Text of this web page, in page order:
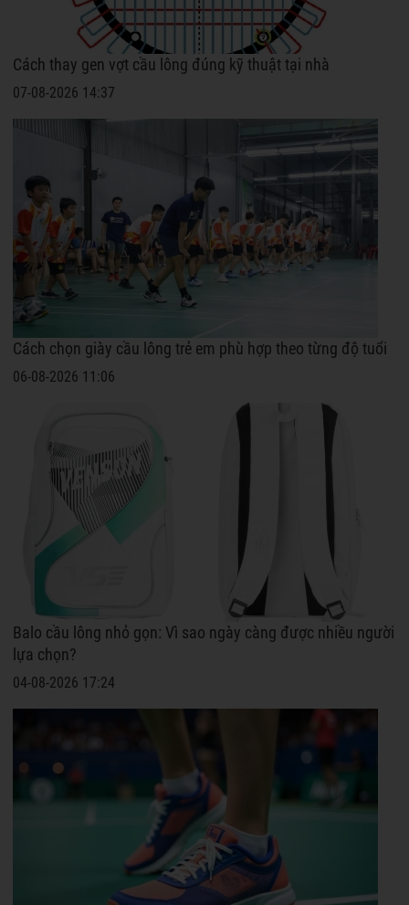
Cách thay gen vợt cầu lông đúng kỹ thuật tại nhà
07-08-2026 14:37
Cách chọn giày cầu lông trẻ em phù hợp theo từng độ tuổi
06-08-2026 11:06
Balo cầu lông nhỏ gọn: Vì sao ngày càng được nhiều người
lựa chọn?
04-08-2026 17:24